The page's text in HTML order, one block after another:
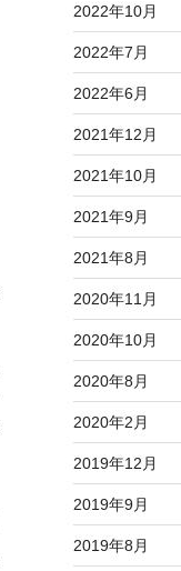
2022年10月
2022年7月
2022年6月
2021年12月
2021年10月
2021年9月
2021年8月
2020年11月
2020年10月
2020年8月
2020年2月
2019年12月
2019年9月
2019年8月